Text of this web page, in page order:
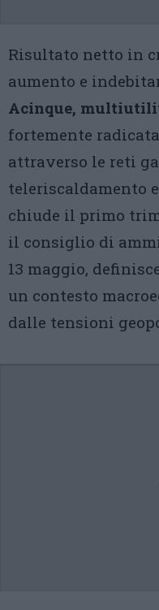
Risultato netto in
aumento e
Acinque,
fortemente
attraverso le reti
teleriscaldamento
chiude il primo
il consiglio di
13 maggio,
un contesto
dalle tensioni